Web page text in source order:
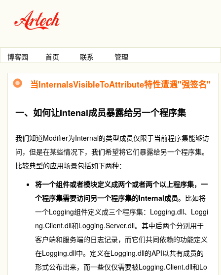
博客园 首页 联系 管理
当InternalsVisibleToAttribute特性遭遇"强签名"
一、如何让Intenal成员暴露给另一个程序集
我们知道Modifier为Internal的类型成员仅限于当前程序集能够访
问，但是在某些情况下，我们希望将它们暴露给另一个程序集。
比较典型的应用场景包括如下两种：
将一个组件或者模块定义成两个或者两个以上程序集，一
个程序集需要访问另一个程序集的Internal成员。比如将
一个Logging组件定义成三个程序集：Logging.dll、Loggi
ng.Client.dll和Logging.Server.dll。其中后两个分别用于
客户端和服务端的日志记录，而它们共同依赖的功能定义
在Logging.dll中。定义在Logging.dll的API以共有成员的
形式公布出来，而一些仅仅需要被Logging.Client.dll和Lo